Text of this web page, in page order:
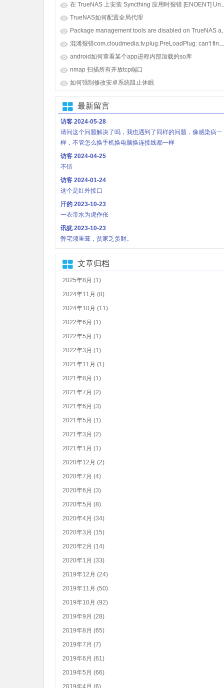
TrueNAS如何配置全局代理
android如何查看某个app进程内部加载的so库
nmap 扫描所有开放tcp端口
如何强制修改安卓系统阻止休眠
最新留言
访客2024-05-28
请问这个问题解决了吗，我也遇到了同样的问题，像感染病一
样，不管怎么换手机换电脑换连接线都一样
访客2024-04-25
不错
访客2024-01-24
这个是红外接口
汗的2023-10-23
一衣带水为虎作伥
讯犹2023-10-23
弊宅须重葺，贫家乏羡财。
文章归档
2025年8月 (1)
2024年11月 (8)
2024年10月 (11)
2022年6月 (1)
2022年5月 (1)
2022年3月 (1)
2021年11月 (1)
2021年8月 (1)
2021年7月 (2)
2021年6月 (3)
2021年5月 (1)
2021年3月 (2)
2021年1月 (1)
2020年12月 (2)
2020年7月 (4)
2020年6月 (3)
2020年5月 (8)
2020年4月 (34)
2020年3月 (15)
2020年2月 (14)
2020年1月 (33)
2019年12月 (24)
2019年11月 (50)
2019年10月 (92)
2019年9月 (28)
2019年8月 (65)
2019年7月 (7)
2019年6月 (61)
2019年5月 (66)
2019年4月 (6)